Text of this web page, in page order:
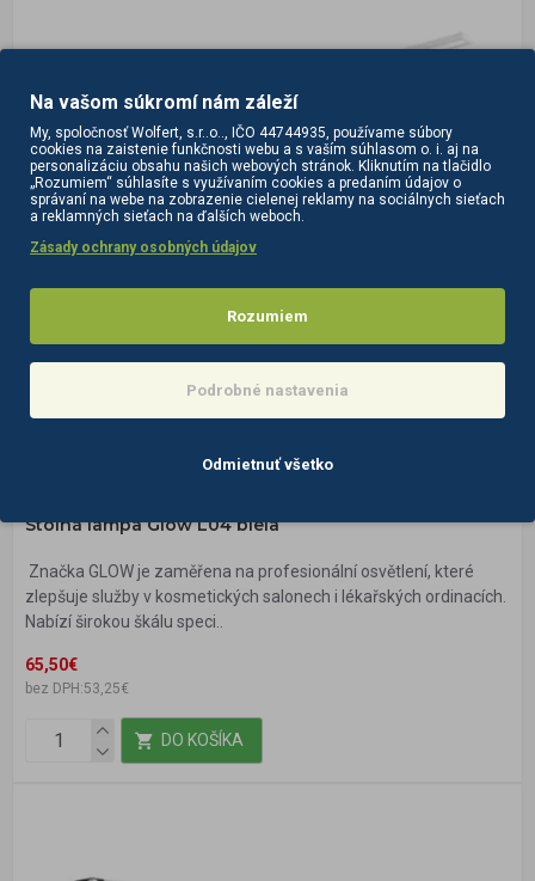
Stolná lampa Glow L04 biela
Značka GLOW je zaměřena na profesionální osvětlení, které
zlepšuje služby v kosmetických salonech i lékařských ordinacích.
Nabízí širokou škálu speci..
65,50€
bez DPH:53,25€
DO KOŠÍKA
Na vašom súkromí nám záleží
My, spoločnosť Wolfert, s.r..o.., IČO 44744935, používame súbory
cookies na zaistenie funkčnosti webu a s vaším súhlasom o. i. aj na
personalizáciu obsahu našich webových stránok. Kliknutím na tlačidlo
„Rozumiem“ súhlasíte s využívaním cookies a predaním údajov o
správaní na webe na zobrazenie cielenej reklamy na sociálnych sieťach
a reklamných sieťach na ďalších weboch.
Zásady ochrany osobných údajov
Rozumiem
Podrobné nastavenia
Odmietnuť všetko